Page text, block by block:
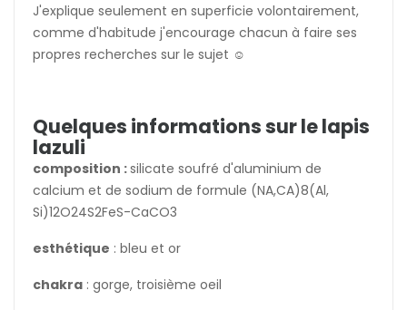
J'explique seulement en superficie volontairement,
comme d'habitude j'encourage chacun à faire ses
propres recherches sur le sujet ☺️
Quelques informations sur le lapis
lazuli
composition :silicate soufré d'aluminium de
calcium et de sodium de formule (NA,CA)8(Al,
Si)12O24S2FeS-CaCO3
esthétique : bleu et or
chakra : gorge, troisième oeil